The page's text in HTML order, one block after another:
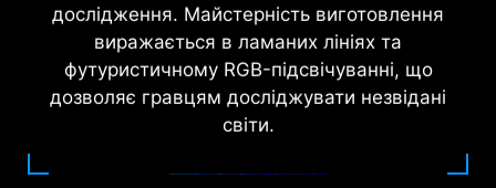
дослідження. Майстерність виготовлення
виражається в ламаних лініях та
футуристичному RGB-підсвічуванні, що
дозволяє гравцям досліджувати незвідані
світи.